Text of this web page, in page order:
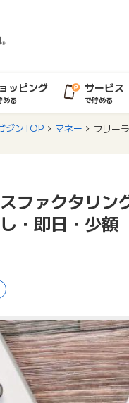
ッピング
める
サービス
で貯める
ジンTOP マネー フリー
ファクタリン
・即日・少額